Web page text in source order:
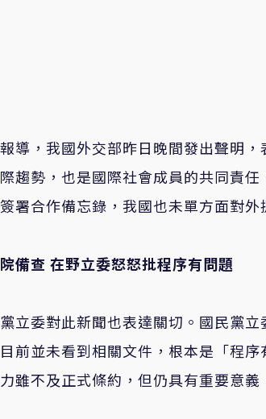
導，我國外交部昨日晚間發出聲明
趨勢，也是國際社會成員的共同責
署合作備忘錄，我國也未單方面對外
備查 在野立委怒怒批程序有問題
立委對此新聞也表達關切。國民黨
前並未看到相關文件，根本是「程
雖不及正式條約，但仍具有重要意義